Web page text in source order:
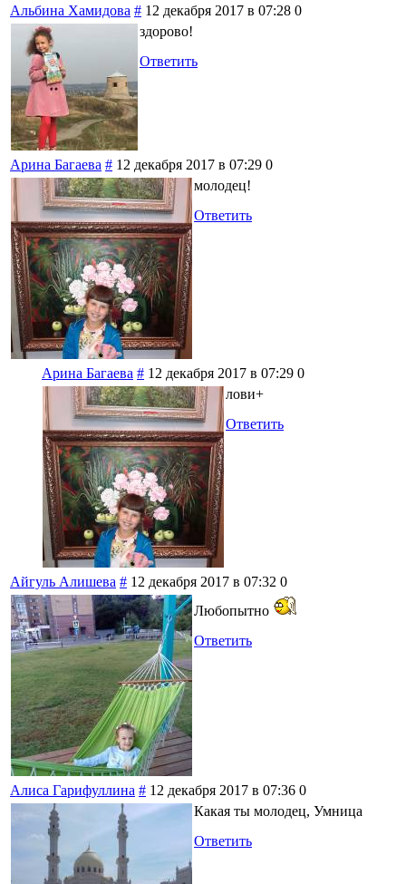
Альбина Хамидова # 12 декабря 2017 в 07:28 0
здорово!
Ответить
Арина Багаева # 12 декабря 2017 в 07:29 0
молодец!
Ответить
Арина Багаева # 12 декабря 2017 в 07:29 0
лови+
Ответить
Айгуль Алишева # 12 декабря 2017 в 07:32 0
Любопытно
Ответить
Алиса Гарифуллина # 12 декабря 2017 в 07:36 0
Какая ты молодец, Умница
Ответить